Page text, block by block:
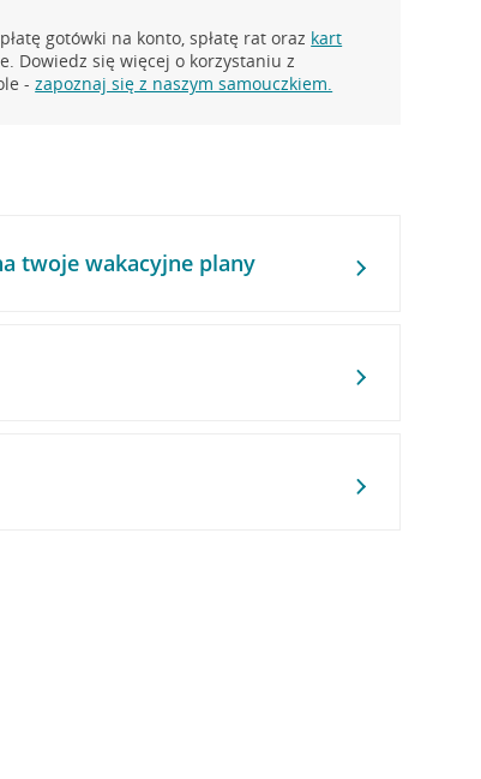
gotówki na konto, spłatę rat oraz kart
Dowiedz się więcej o korzystaniu z
-zapoznaj się z naszym samouczkiem.
twoje wakacyjne plany